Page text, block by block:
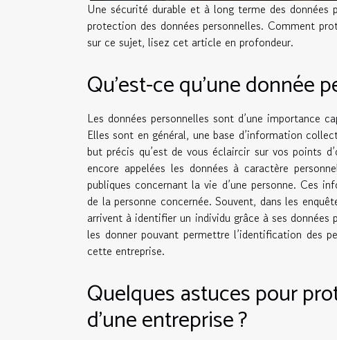
Une sécurité durable et à long terme des
protection des données personnelles. Comment
sur ce sujet, lisez cet article en profondeur.
Qu’est-ce qu’une donnée
Les données personnelles sont d’une importance
Elles sont en général, une base d’information
but précis qu’est de vous éclaircir sur vos points
encore appelées les données à caractère
publiques concernant la vie d’une personne. Ces
de la personne concernée. Souvent, dans les
arrivent à identifier un individu grâce à ses données
les donner pouvant permettre l’identification des
cette entreprise.
Quelques astuces pour
d’une entreprise ?